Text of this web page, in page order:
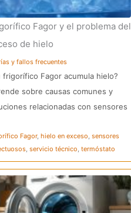
Fagor y el problema del
de hielo
y fallos frecuentes
frigorífico Fagor acumula hielo?
sobre causas comunes y
relacionadas con sensores
Fagor, hielo en exceso, sensores
, servicio técnico, termóstato